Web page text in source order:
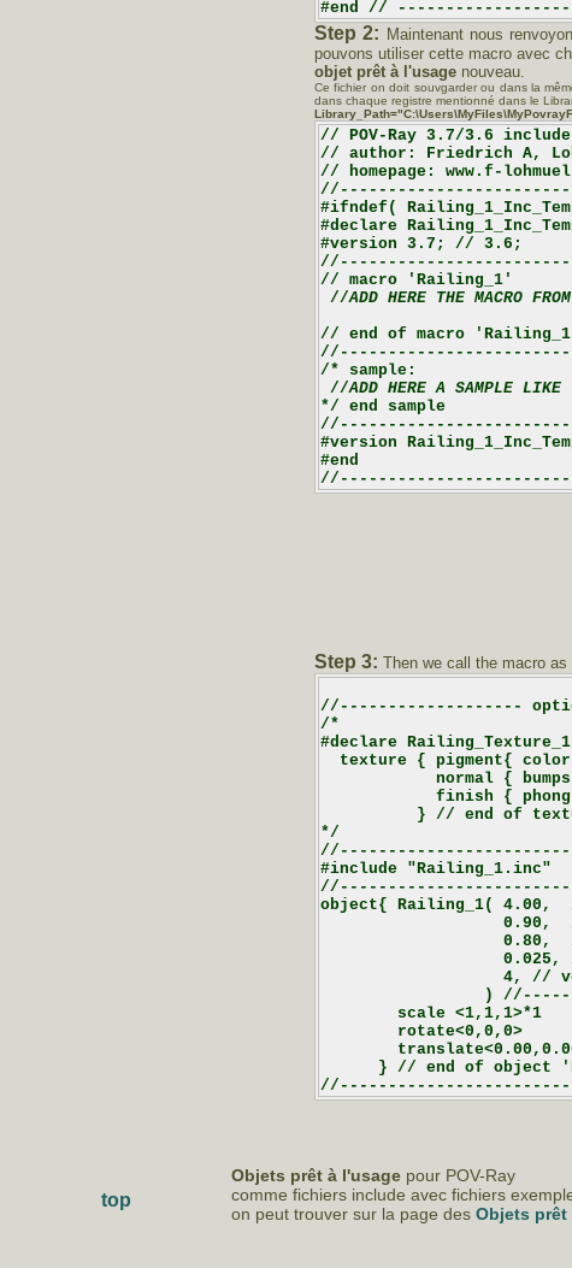
Step 2: Maintenant nous
pouvons utiliser cette macro avec
objet prêt à l'usage nouveau.
Ce fichier on doit souvgarder ou dans la
dans chaque registre mentionné dans le
// POV-Ray 3.7/3.6
// author: Friedrich A,
// homepage: www.f-
#ifndef(
#declare
#version 3.7; // 3.6;
// macro 'Railing_1'
//ADD HERE THE MACRO
// end of macro
/* sample:
//ADD HERE A SAMPLE LIKE
*/ end sample
#version
#end
Step 3: Then we call the macro
//-------------------
/*
#declare
texture { pigment{
normal {
finish {
} // end of
*/
#include "Railing_1.inc"
object{ Railing_1(
0.90,
0.80,
0.025,
4, //
)
        scale <1,1,1>*1
        rotate<0,0,0>
} // end of object
Objets prêt à l'usage pour POV-Ray
comme fichiers include avec fichiers
on peut trouver sur la page des Objets prêt
top